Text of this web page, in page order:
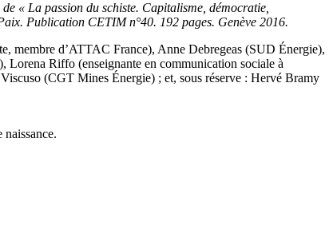
« La passion du schiste. Capitalisme, démocratie,
Publication CETIM n°40. 192 pages. Genève 2016.
membre d’ATTAC France), Anne Debregeas (SUD Énergie),
Riffo (enseignante en communication sociale à
(CGT Mines Énergie) ; et, sous réserve : Hervé Bramy